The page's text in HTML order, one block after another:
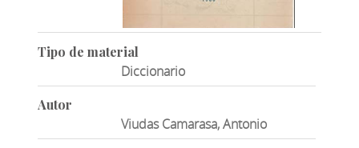
Tipo de material
Diccionario
Autor
Viudas Camarasa, Antonio